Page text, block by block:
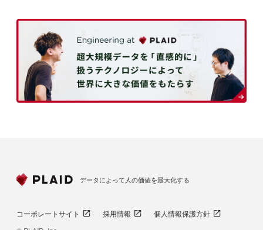
データによって人の価値を最大化する
コーポレートサイト 採用情報
個人情報保護方針